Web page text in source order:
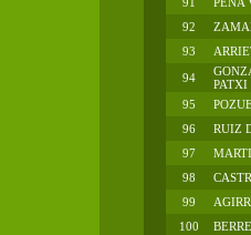
92
93
94
PATXI
95
96
RUIZ
97
98
99
100